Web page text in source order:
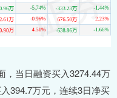
，当日融资买入3274.44万
394.7万元，连续3日净买